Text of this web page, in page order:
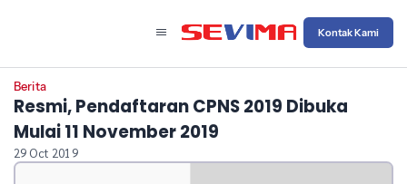
Kontak Kami
Berita
Resmi, Pendaftaran CPNS 2019 Dibuka
Mulai 11 November 2019
29 Oct 2019